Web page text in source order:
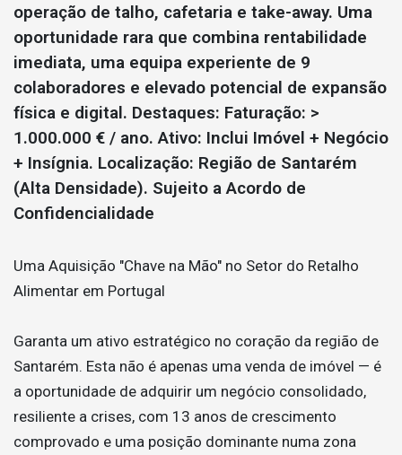
operação de talho, cafetaria e take-away. Uma
oportunidade rara que combina rentabilidade
imediata, uma equipa experiente de 9
colaboradores e elevado potencial de expansão
física e digital. Destaques: Faturação: >
1.000.000 € / ano. Ativo: Inclui Imóvel + Negócio
+ Insígnia. Localização: Região de Santarém
(Alta Densidade). Sujeito a Acordo de
Confidencialidade
Uma Aquisição "Chave na Mão" no Setor do Retalho
Alimentar em Portugal
Garanta um ativo estratégico no coração da região de
Santarém. Esta não é apenas uma venda de imóvel — é
a oportunidade de adquirir um negócio consolidado,
resiliente a crises, com 13 anos de crescimento
comprovado e uma posição dominante numa zona